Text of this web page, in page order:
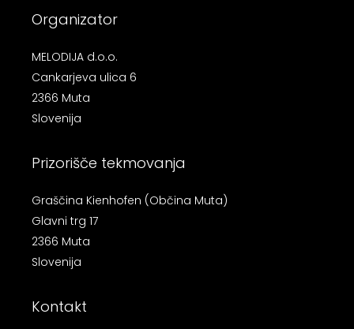
Organizator
MELODIJA d.o.o.
Cankarjeva ulica 6
2366 Muta
Slovenija
Prizorišče tekmovanja
Graščina Kienhofen (Občina Muta)
Glavni trg 17
2366 Muta
Slovenija
Kontakt